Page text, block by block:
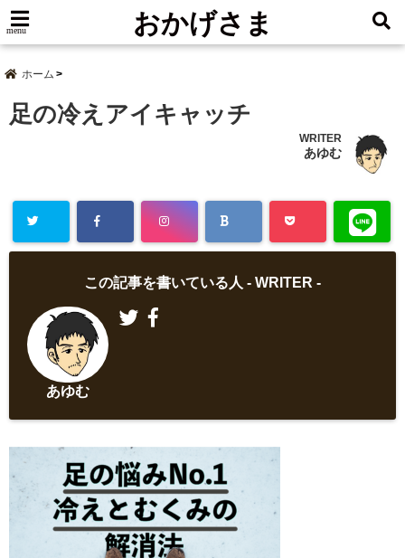
menu おかげさま
ホーム
足の冷えアイキャッチ
WRITER
あゆむ
この記事を書いている人 - WRITER -
あゆむ